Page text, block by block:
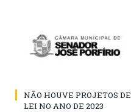
NÃO HOUVE PROJETOS DE
LEI NO ANO DE 2023